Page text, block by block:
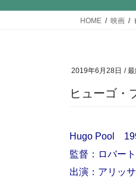
HOME 映画
2019年6月28日 /
ヒューゴ・
Hugo Pool
監督：ロバー
出演：アリッ